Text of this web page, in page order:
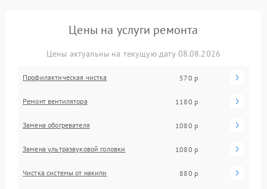
Цены на услуги ремонта
Цены актуальны на текущую дату 08.08.2026
Профилактическая чистка 570 р
Ремонт вентилятора 1180 р
Замена обогревателя 1080 р
Замена ультразвуковой головки 1080 р
Чистка системы от накипи 880 р